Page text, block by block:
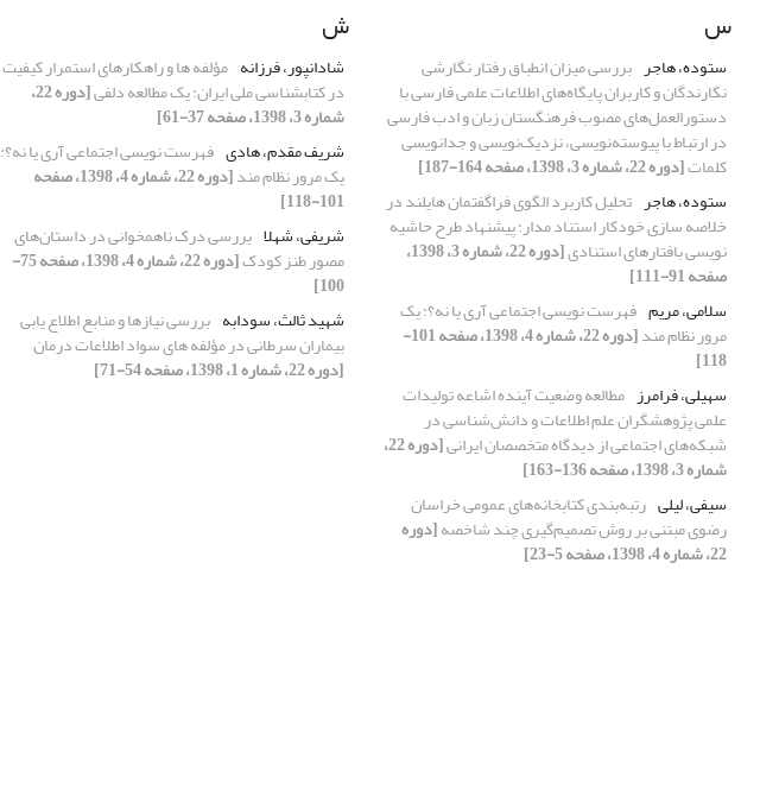
س
ستوده، هاجر بررسی میزان انطباق رفتار نگارشی
نگارندگان و کاربران پایگاه‌های اطلاعات علمی فارسی با
دستورالعمل‌های مصوب فرهنگستان زبان و ادب فارسی
در ارتباط با پیوسته‌نویسی، نزدیک‌نویسی و جدانویسی
کلمات[دوره 22، شماره 3، 1398، صفحه 164-187]
ستوده، هاجر تحلیل کاربرد الگوی فراگفتمان هایلند در
خلاصه سازی خودکار استناد مدار: پیشنهاد طرح حاشیه
نویسی بافتارهای استنادی [دوره 22، شماره 3، 1398،
صفحه 91-111]
سلامی، مریم فهرست نویسی اجتماعی آری یا نه؟: یک
مرور نظام مند [دوره 22، شماره 4، 1398، صفحه 101-
118]
سهیلی، فرامرز مطالعه وضعیت آینده اشاعه تولیدات
علمی پژوهشگران علم اطلاعات و دانش‌شناسی در
شبکه‌های اجتماعی از دیدگاه متخصصان ایرانی [دوره 22،
شماره 3، 1398، صفحه 136-163]
سیفی، لیلی رتبه‌بندی کتابخانه‌های عمومی خراسان
رضوی مبتنی بر روش تصمیم‌گیری چند شاخصه[دوره
22، شماره 4، 1398، صفحه 5-23]
ش
شادانپور، فرزانه مؤلفه ها و راهکارهای استمرار کیفیت
در کتابشناسی ملی ایران: یک مطالعه دلفی [دوره 22،
شماره 3، 1398، صفحه 37-61]
شریف مقدم، هادی فهرست نویسی اجتماعی آری یا نه؟:
یک مرور نظام مند [دوره 22، شماره 4، 1398، صفحه
101-118]
شریفی، شهلا بررسی درک ناهمخوانی در داستان‌های
مصور طنز کودک [دوره 22، شماره 4، 1398، صفحه 75-
100]
شهید ثالث، سودابه بررسی نیازها و منابع اطلاع یابی
بیماران سرطانی در مؤلفه های سواد اطلاعات درمان
[دوره 22، شماره 1، 1398، صفحه 54-71]